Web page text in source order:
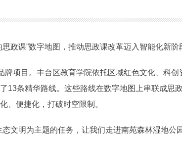
课”数字地图，推动思政课改革迈入智能化新阶
项目。丰台区教育学院依托区域红色文化、科创
13条精华路线。这些路线在数字地图上串联成思
、便捷化，打破时空限制。
明为主题的任务，让我们走进南苑森林湿地公